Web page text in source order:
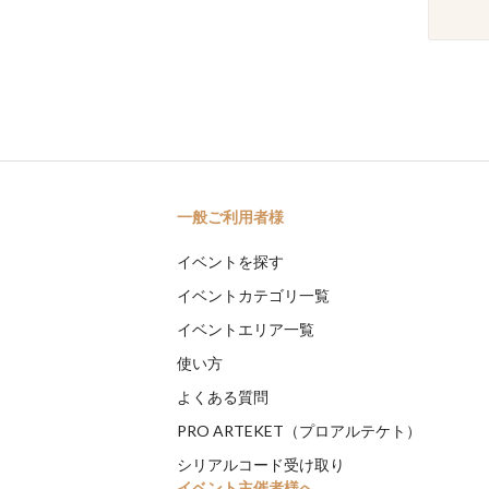
一般ご利用者様
イベントを探す
イベントカテゴリ一覧
イベントエリア一覧
使い方
よくある質問
PRO ARTEKET（プロアルテケト）
シリアルコード受け取り